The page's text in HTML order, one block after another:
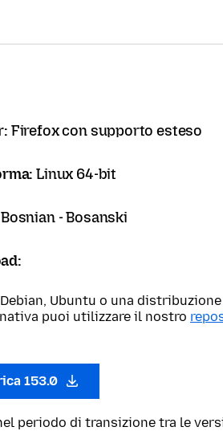
Firefox con supporto esteso
Linux 64-bit
Bosnian - Bosanski
Ubuntu o una
puoi utilizzare il nostro
153.0
periodo di transizione tra le